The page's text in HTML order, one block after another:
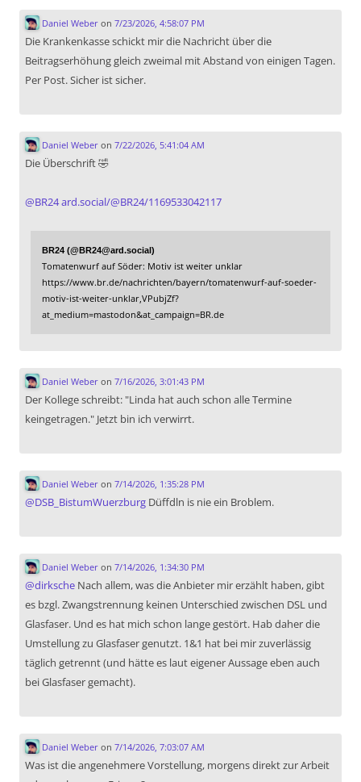
Daniel Weberon 7/23/2026, 4:58:07 PM
Die Krankenkasse schickt mir die Nachricht über die
Beitragserhöhung gleich zweimal mit Abstand von einigen Tagen.
Per Post. Sicher ist sicher.
Daniel Weberon 7/22/2026, 5:41:04 AM
Die Überschrift 🤣
@BR24ard.social/@BR24/1169533042117
BR24 (@BR24@ard.social)
Tomatenwurf auf Söder: Motiv ist weiter unklar
https://www.br.de/nachrichten/bayern/tomatenwurf-auf-soeder-
motiv-ist-weiter-unklar,VPubjZf?
at_medium=mastodon&at_campaign=BR.de
Daniel Weberon 7/16/2026, 3:01:43 PM
Der Kollege schreibt: "Linda hat auch schon alle Termine
keingetragen." Jetzt bin ich verwirrt.
Daniel Weberon 7/14/2026, 1:35:28 PM
@DSB_BistumWuerzburg Düffdln is nie ein Broblem.
Daniel Weberon 7/14/2026, 1:34:30 PM
@dirksche Nach allem, was die Anbieter mir erzählt haben, gibt
es bzgl. Zwangstrennung keinen Unterschied zwischen DSL und
Glasfaser. Und es hat mich schon lange gestört. Hab daher die
Umstellung zu Glasfaser genutzt. 1&1 hat bei mir zuverlässig
täglich getrennt (und hätte es laut eigener Aussage eben auch
bei Glasfaser gemacht).
Daniel Weberon 7/14/2026, 7:03:07 AM
Was ist die angenehmere Vorstellung, morgens direkt zur Arbeit